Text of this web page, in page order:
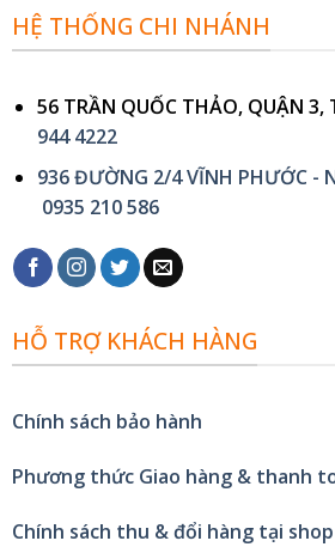
HỆ THỐNG CHI NHÁNH
56 TRẦN QUỐC THẢO, QUẬN 3,
944 4222
936 ĐƯỜNG 2/4 VĨNH PHƯỚC -
0935 210 586
HỖ TRỢ KHÁCH HÀNG
Chính sách bảo hành
Phương thức Giao hàng & thanh
Chính sách thu & đổi hàng tại shop